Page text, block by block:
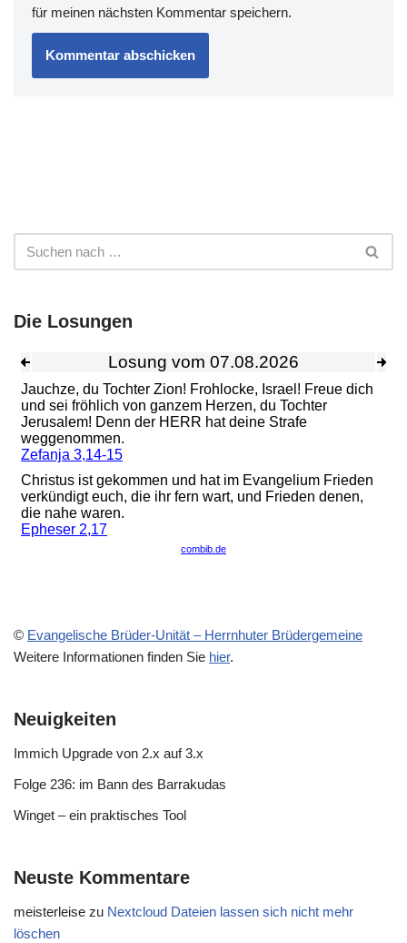
für meinen nächsten Kommentar speichern.
Die Losungen
© Evangelische Brüder-Unität – Herrnhuter Brüdergemeine
Weitere Informationen finden Sie hier.
Neuigkeiten
Immich Upgrade von 2.x auf 3.x
Folge 236: im Bann des Barrakudas
Winget – ein praktisches Tool
Neuste Kommentare
meisterleise zu Nextcloud Dateien lassen sich nicht mehr
löschen